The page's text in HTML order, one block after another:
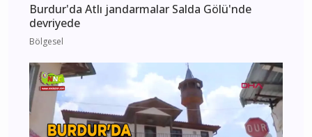
Burdur'da Atlı jandarmalar Salda Gölü'nde
devriyede
Bölgesel